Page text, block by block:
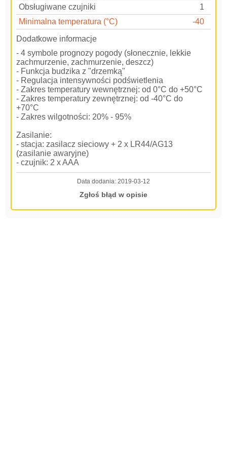
Obsługiwane czujniki
1
Minimalna temperatura (°C)
-40
Dodatkowe informacje
- 4 symbole prognozy pogody (słonecznie, lekkie
zachmurzenie, zachmurzenie, deszcz)
- Funkcja budzika z "drzemką"
- Regulacja intensywności podświetlenia
- Zakres temperatury wewnętrznej: od 0°C do +50°C
- Zakres temperatury zewnętrznej: od -40°C do
+70°C
- Zakres wilgotności: 20% - 95%
Zasilanie:
- stacja: zasilacz sieciowy + 2 x LR44/AG13
(zasilanie awaryjne)
- czujnik: 2 x AAA
Data dodania: 2019-03-12
Zgłoś błąd w opisie